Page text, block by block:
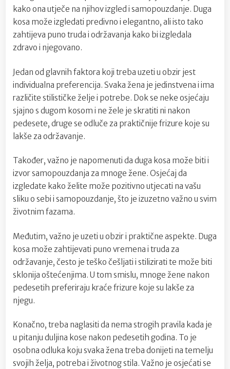
kako ona utječe na njihov izgled i samopouzdanje. Duga
kosa može izgledati predivno i elegantno, ali isto tako
zahtijeva puno truda i održavanja kako bi izgledala
zdravo i njegovano.
Jedan od glavnih faktora koji treba uzeti u obzir jest
individualna preferencija. Svaka žena je jedinstvena i ima
različite stilističke želje i potrebe. Dok se neke osjećaju
sjajno s dugom kosom i ne žele je skratiti ni nakon
pedesete, druge se odluče za praktičnije frizure koje su
lakše za održavanje.
Također, važno je napomenuti da duga kosa može biti i
izvor samopouzdanja za mnoge žene. Osjećaj da
izgledate kako želite može pozitivno utjecati na vašu
sliku o sebi i samopouzdanje, što je izuzetno važno u svim
životnim fazama.
Međutim, važno je uzeti u obzir i praktične aspekte. Duga
kosa može zahtijevati puno vremena i truda za
održavanje, često je teško češljati i stilizirati te može biti
sklonija oštećenjima. U tom smislu, mnoge žene nakon
pedesetih preferiraju kraće frizure koje su lakše za
njegu.
Konačno, treba naglasiti da nema strogih pravila kada je
u pitanju duljina kose nakon pedesetih godina. To je
osobna odluka koju svaka žena treba donijeti na temelju
svojih želja, potreba i životnog stila. Važno je osjećati se